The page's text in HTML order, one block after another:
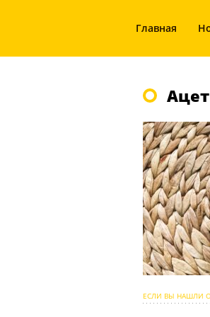
Главная
ЕСЛИ ВЫ НАШЛИ